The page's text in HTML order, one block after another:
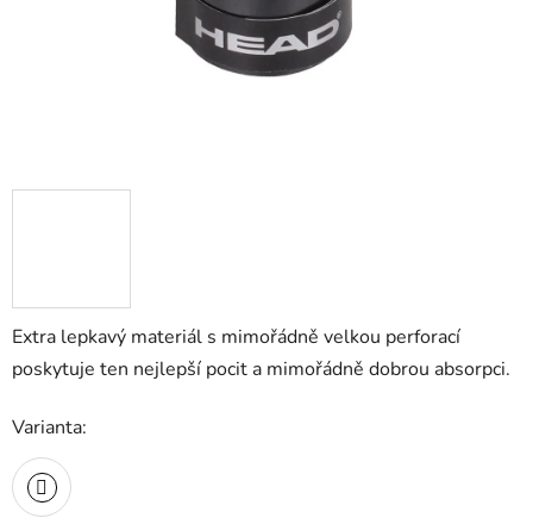
Extra lepkavý materiál s mimořádně velkou perforací
poskytuje ten nejlepší pocit a mimořádně dobrou absorpci.
Varianta: